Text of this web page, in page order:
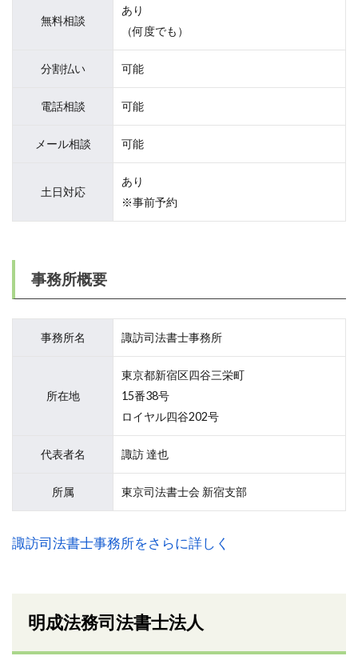
無料相談
あり
（何度でも）
分割払い 可能
電話相談 可能
メール相談 可能
土日対応
あり
※事前予約
事務所概要
事務所名 諏訪司法書士事務所
所在地
東京都新宿区四谷三栄町
15番38号
ロイヤル四谷202号
代表者名 諏訪 達也
所属 東京司法書士会 新宿支部
諏訪司法書士事務所をさらに詳しく
明成法務司法書士法人